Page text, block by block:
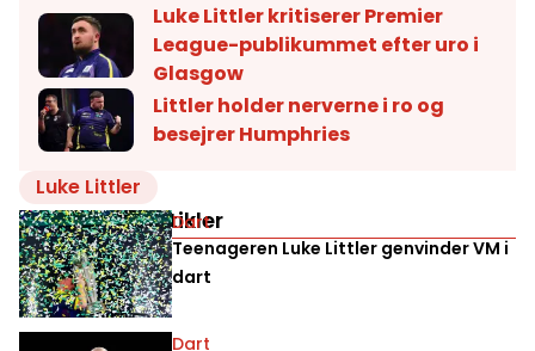
Luke Littler kritiserer Premier
League-publikummet efter uro i
Glasgow
Littler holder nerverne i ro og
besejrer Humphries
Luke Littler
Relaterede artikler
Dart
Teenageren Luke Littler genvinder VM i
dart
Dart